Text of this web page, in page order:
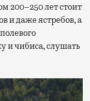
200–250 лет стоит
и даже ястребов, а
и чибиса, слушать